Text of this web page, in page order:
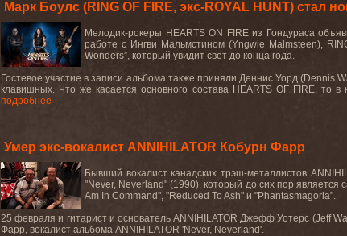
Марк Боулс (RING OF FIRE, экс-ROYAL HUNT) стал
Мелодик-рокеры HEARTS ON FIRE из Гондураса
работе с Ингви Мальмстином (Yngwie Malmsteen),
Wonders”, который увидит свет до конца года.
Гостевое участие в записи альбома также приняли Деннис Уорд (Dennis
клавишных. Что же касается основного состава HEARTS OF FIRE,
подробнее
Умер экс-вокалист ANNIHILATOR Кобурн Фарр
Бывший вокалист канадских трэш-металлистов
"Never, Neverland" (1990), который до сих пор является
Am In Command", "Reduced To Ash" и "Phantasmagoria".
25 февраля и гитарист и основательANNIHILATOR Джефф Уотерс (Jeff
Фарр, вокалист альбома ANNIHILATOR 'Never, Neverland'.